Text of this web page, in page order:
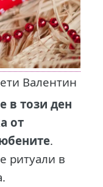
Валентин
в този ден
от
.
ритуали в